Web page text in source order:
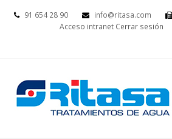
91 654 28 90 info@ritasa.com
Acceso intranet Cerrar sesión